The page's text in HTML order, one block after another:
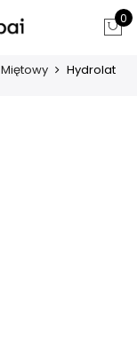
0
Miętowy Hydrolat